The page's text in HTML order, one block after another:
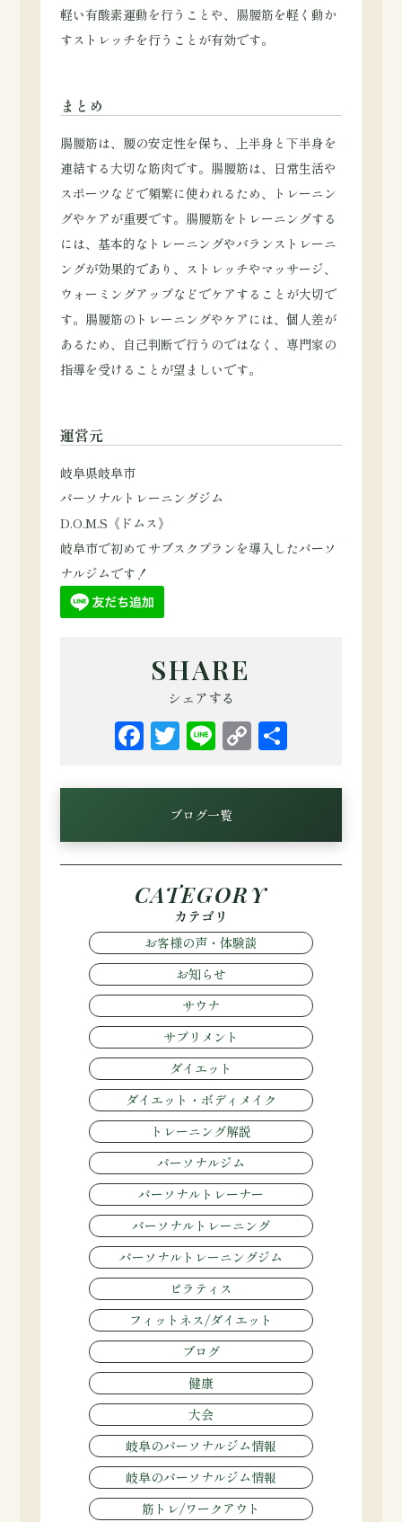
軽い有酸素運動を行うことや、腸腰筋を軽く動か
すストレッチを行うことが有効です。
まとめ
腸腰筋は、腰の安定性を保ち、上半身と下半身を
連結する大切な筋肉です。腸腰筋は、日常生活や
スポーツなどで頻繁に使われるため、トレーニン
グやケアが重要です。腸腰筋をトレーニングする
には、基本的なトレーニングやバランストレーニ
ングが効果的であり、ストレッチやマッサージ、
ウォーミングアップなどでケアすることが大切で
す。腸腰筋のトレーニングやケアには、個人差が
あるため、自己判断で行うのではなく、専門家の
指導を受けることが望ましいです。
運営元
岐阜県岐阜市
パーソナルトレーニングジム
D.O.M.S《ドムス》
岐阜市で初めてサブスクプランを導入したパーソ
ナルジムです！
SHARE
シェアする
Facebook
Twitter
LineCopy
ブログ一覧
CATEGORY
カテゴリ
お客様の声・体験談
お知らせ
サウナ
サプリメント
ダイエット
ダイエット・ボディメイク
トレーニング解説
パーソナルジム
パーソナルトレーナー
パーソナルトレーニング
パーソナルトレーニングジム
ピラティス
フィットネス/ダイエット
ブログ
健康
大会
岐阜のパーソナルジム情報
岐阜のパーソナルジム情報
筋トレ/ワークアウト